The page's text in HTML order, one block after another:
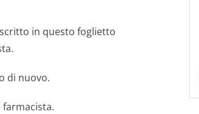
in questo foglietto
di nuovo.